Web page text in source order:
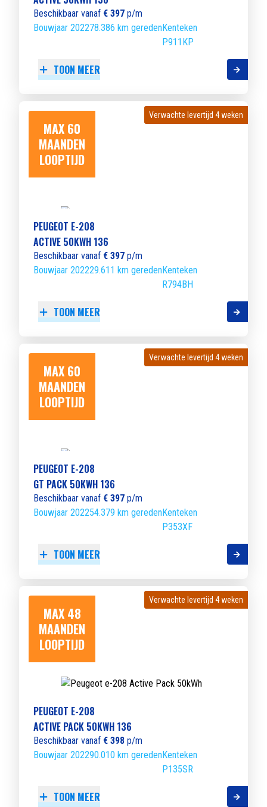
Beschikbaar vanaf € 397 p/m
Bouwjaar 202278.386 km geredenKenteken
P911KP
TOON MEER
MAX 60
MAANDEN
LOOPTIJD
Verwachte levertijd 4 weken
Verwachte levertijd 4 weken
PEUGEOT E-208
ACTIVE 50KWH 136
Beschikbaar vanaf € 397 p/m
Bouwjaar 202229.611 km geredenKenteken
R794BH
TOON MEER
MAX 60
MAANDEN
LOOPTIJD
Verwachte levertijd 4 weken
Verwachte levertijd 4 weken
PEUGEOT E-208
GT PACK 50KWH 136
Beschikbaar vanaf € 397 p/m
Bouwjaar 202254.379 km geredenKenteken
P353XF
TOON MEER
MAX 48
MAANDEN
LOOPTIJD
Verwachte levertijd 4 weken
Verwachte levertijd 4 weken
PEUGEOT E-208
ACTIVE PACK 50KWH 136
Beschikbaar vanaf € 398 p/m
Bouwjaar 202290.010 km geredenKenteken
P135SR
TOON MEER